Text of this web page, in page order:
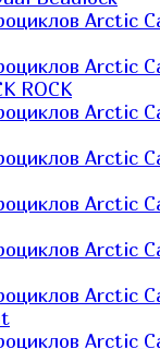
Arctic
Arctic
ROCK
Arctic
Arctic
Arctic
Arctic
Arctic
Arctic